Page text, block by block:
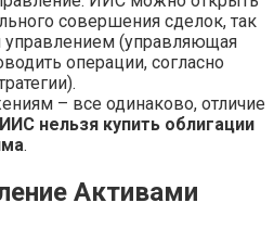
совершения сделок, так
(управляющая
операции, согласно
– все одинаково, отличие
нельзя купить облигации
.
Активами